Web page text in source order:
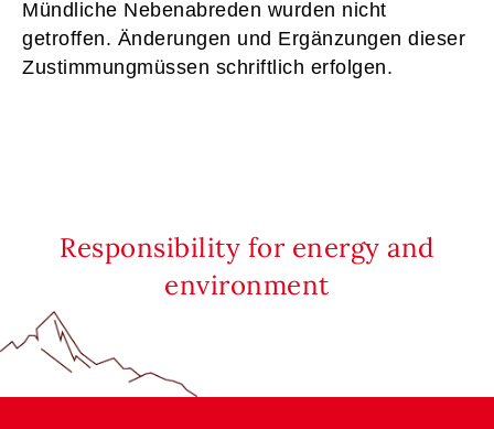
Mündliche Nebenabreden wurden nicht
getroffen. Änderungen und Ergänzungen dieser
Zustimmungmüssen schriftlich erfolgen.
Responsibility for energy and
environment